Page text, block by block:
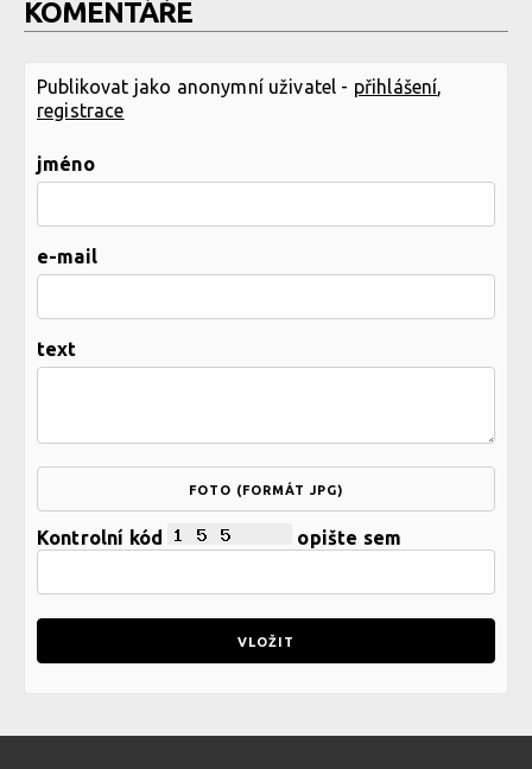
KOMENTÁŘE
Publikovat jako anonymní uživatel - přihlášení
registrace
jméno
e-mail
text
FOTO (FORMÁT JPG)
Kontrolní kód opište sem